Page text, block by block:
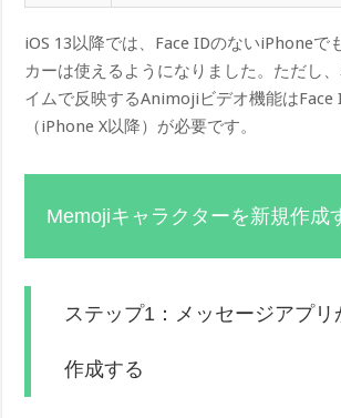
iOS 13以降では、Face IDのないiPhoneで
カーは使えるようになりました。ただし
イムで反映するAnimojiビデオ機能はFace
（iPhone X以降）が必要です。
Memojiキャラクターを新規作成
ステップ1：メッセージアプリ
作成する